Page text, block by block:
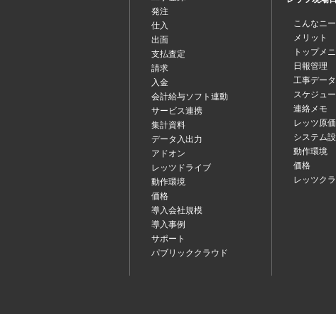
発注
仕入
出面
支払査定
請求
入金
会計給与ソフト連動
サービス連携
集計資料
データ入出力
アドオン
レッツドライブ
動作環境
価格
導入会社規模
導入事例
サポート
パブリッククラウド
こんなニ
メリット
トップメ
日報管理
工事データ
スケジュ
連絡メモ
レッツ原
システム
動作環境
価格
レッツク